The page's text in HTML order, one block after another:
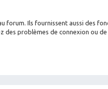
forum. Ils fournissent aussi des
problèmes de connexion ou